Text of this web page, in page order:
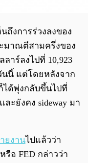
นถึงการร่วงลงของ
ะมาณตีสามครึ่งของ
าร์ลงไปที่ 10,923
นี้ แต่โดยหลังจาก
ได้พุ่งกลับขึ้นไปที่
ะยังคง sideway มา
ยงานไปแล้วว่า
รือ FED กล่าวว่า